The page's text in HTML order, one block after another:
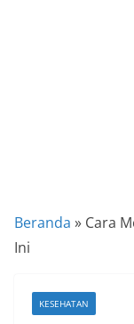
Beranda » Cara
Ini
KESEHATAN